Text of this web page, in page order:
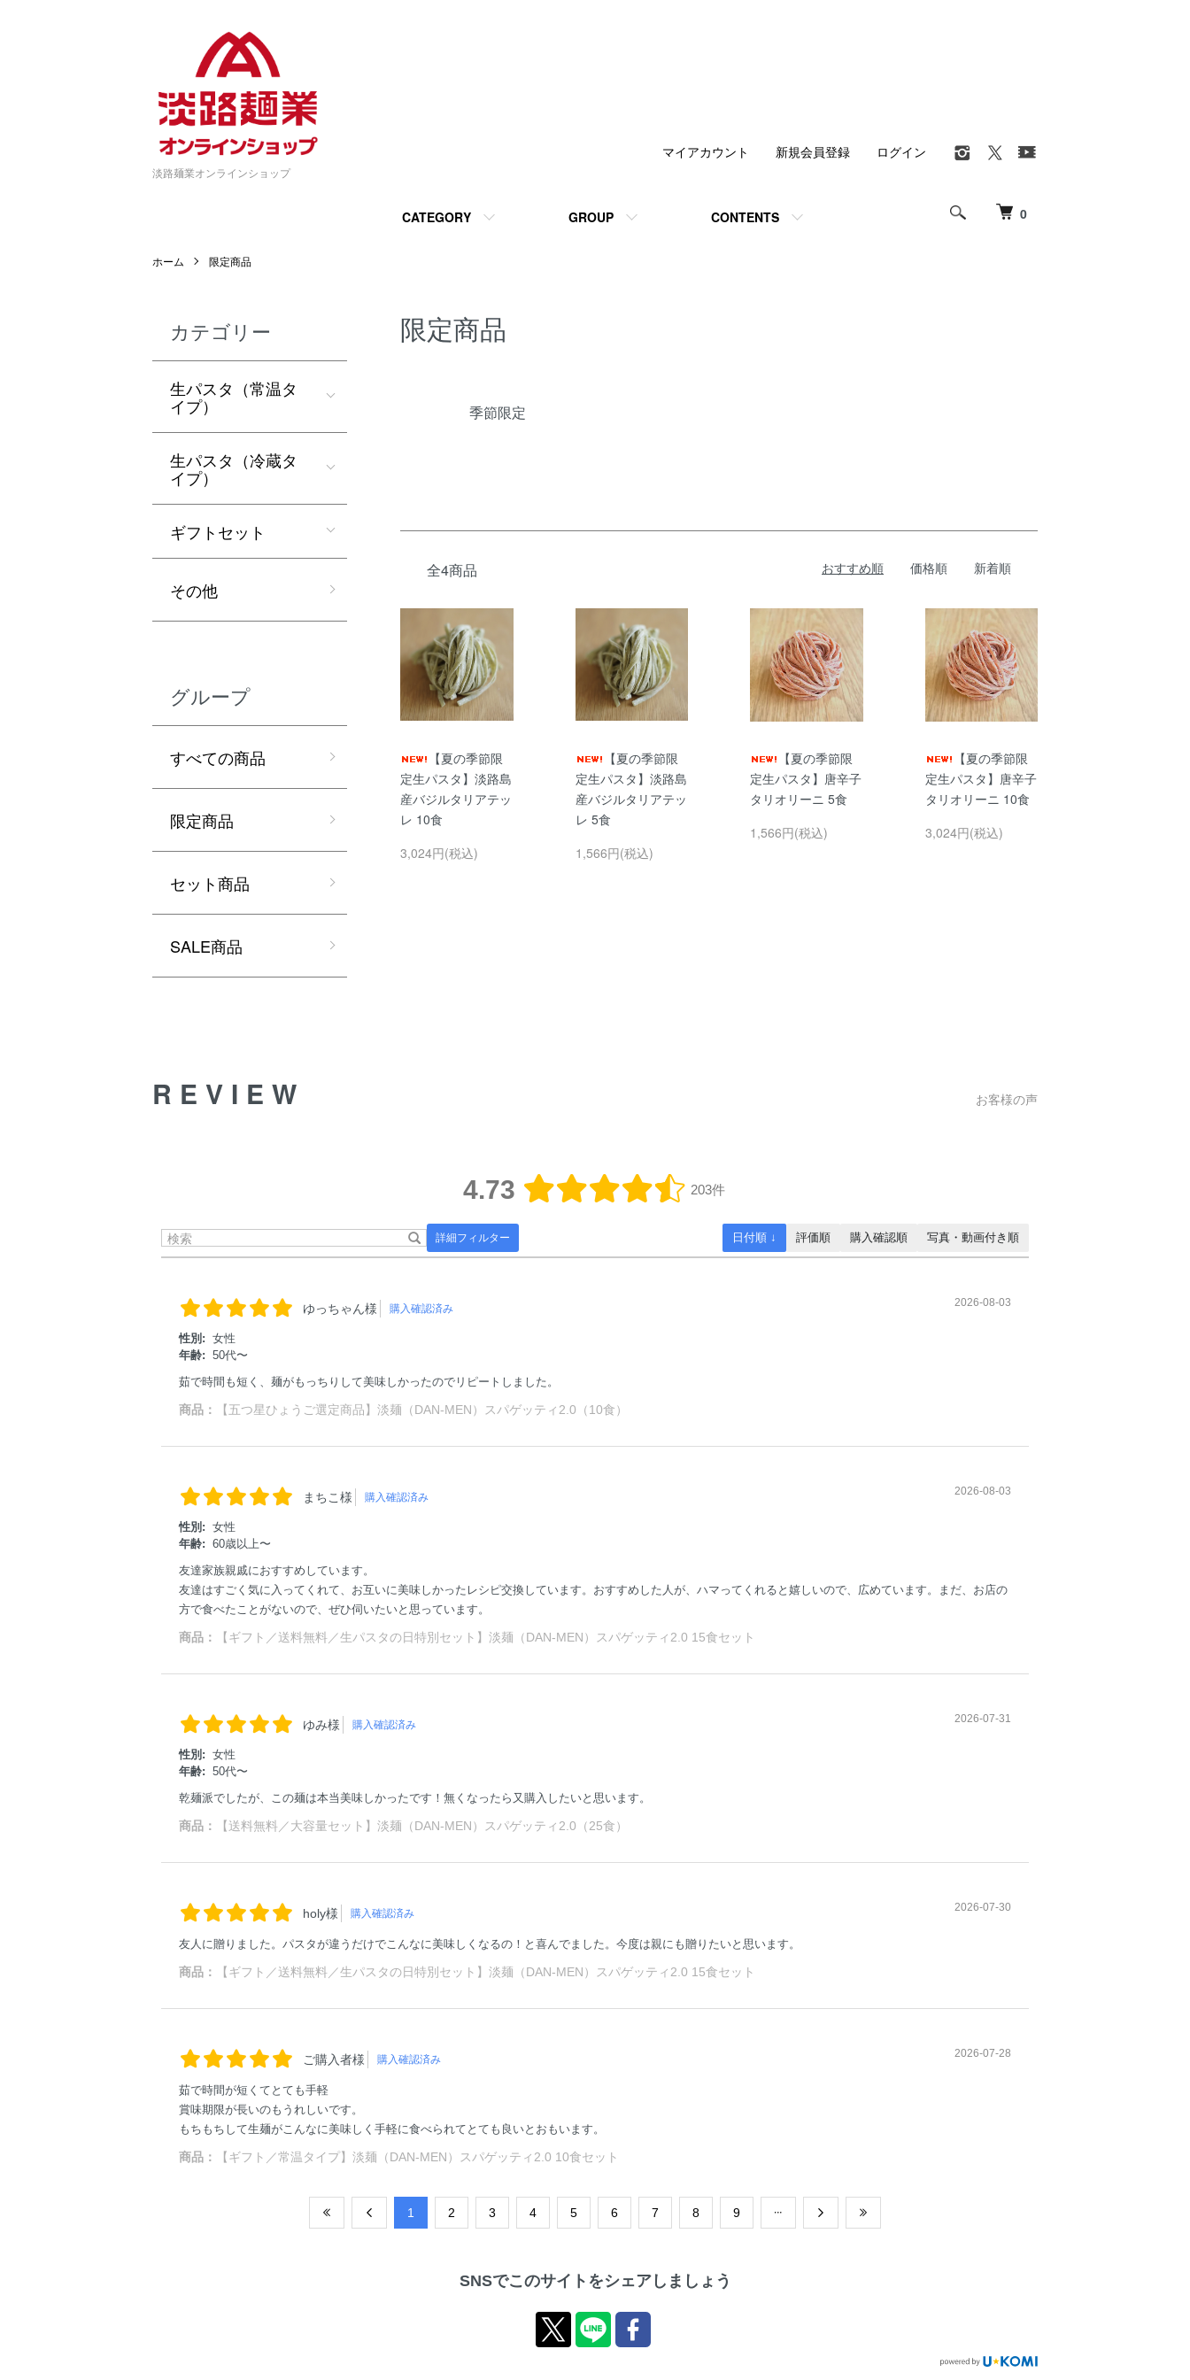
淡路麺業オンラインショップ
0
CATEGORY GROUP CONTENTS
マイアカウント 新規会員登録 ログイン
ホーム 限定商品
限定商品
季節限定
全4商品 おすすめ順 価格順 新着順
【夏の季節限
定生パスタ】淡路島
産バジルタリアテッ
レ 10食
3,024円(税込)
【夏の季節限
定生パスタ】淡路島
産バジルタリアテッ
レ 5食
1,566円(税込)
【夏の季節限
定生パスタ】唐辛子
タリオリーニ 5食
1,566円(税込)
【夏の季節限
定生パスタ】唐辛子
タリオリーニ 10食
3,024円(税込)
カテゴリー
生パスタ（常温タ
イプ）
生パスタ（冷蔵タ
イプ）
ギフトセット
その他
グループ
すべての商品
限定商品
セット商品
SALE商品
REVIEW お客様の声
4.73 203件
詳細フィルター 日付順 ↓ 評価順 購入確認順 写真・動画付き順
ゆっちゃん様 購入確認済み 2026-08-03
性別: 女性
年齢: 50代〜
茹で時間も短く、麺がもっちりして美味しかったのでリピートしました。
商品： 【五つ星ひょうご選定商品】淡麺（DAN-MEN）スパゲッティ2.0（10食）
まちこ様 購入確認済み 2026-08-03
性別: 女性
年齢: 60歳以上〜
友達家族親戚におすすめしています。
友達はすごく気に入ってくれて、お互いに美味しかったレシピ交換しています。おすすめした人が、ハマってくれると嬉しいので、広めています。まだ、お店の
方で食べたことがないので、ぜひ伺いたいと思っています。
商品： 【ギフト／送料無料／生パスタの日特別セット】淡麺（DAN-MEN）スパゲッティ2.0 15食セット
ゆみ様 購入確認済み 2026-07-31
性別: 女性
年齢: 50代〜
乾麺派でしたが、この麺は本当美味しかったです！無くなったら又購入したいと思います。
商品： 【送料無料／大容量セット】淡麺（DAN-MEN）スパゲッティ2.0（25食）
holy様 購入確認済み 2026-07-30
友人に贈りました。パスタが違うだけでこんなに美味しくなるの！と喜んでました。今度は親にも贈りたいと思います。
商品： 【ギフト／送料無料／生パスタの日特別セット】淡麺（DAN-MEN）スパゲッティ2.0 15食セット
ご購入者様 購入確認済み 2026-07-28
茹で時間が短くてとても手軽
賞味期限が長いのもうれしいです。
もちもちして生麺がこんなに美味しく手軽に食べられてとても良いとおもいます。
商品： 【ギフト／常温タイプ】淡麺（DAN-MEN）スパゲッティ2.0 10食セット
​1 ​2 ​3 ​4 ​5 ​6 ​7 ​8 ​9
SNSでこのサイトをシェアしましょう